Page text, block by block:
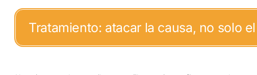
Tratamiento: atacar la causa, no solo